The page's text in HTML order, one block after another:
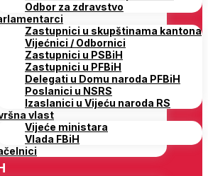
Odbor za zdravstvo
Zastupnici u skupštinama kantona
Vijećnici / Odbornici
Zastupnici u PSBiH
Zastupnici u PFBiH
Delegati u Domu naroda PFBiH
Poslanici u NSRS
Izaslanici u Vijeću naroda RS
vlast
Vijeće ministara
Vlada FBiH